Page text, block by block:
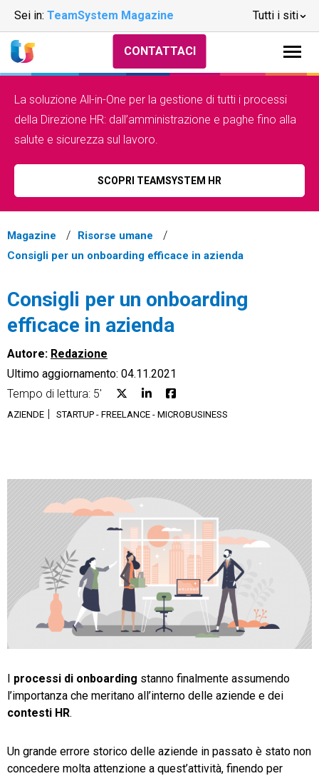
Sei in: TeamSystem Magazine Tutti i siti
CRM
Fatturazione
Financial Solutions
Trust Services
TeamSystem Corporate
CONTATTACI
La soluzione All-in-One per la gestione di tutti i processi
della Direzione HR: dall’amministrazione e paghe fino alla
salute e sicurezza sul lavoro.
SCOPRI TEAMSYSTEM HR
Magazine
Risorse umane
Consigli per un onboarding efficace in azienda
Consigli per un onboarding
efficace in azienda
Autore: Redazione
Ultimo aggiornamento: 04.11.2021
Tempo di lettura: 5'
AZIENDE STARTUP - FREELANCE - MICROBUSINESS
I processi di onboarding stanno finalmente assumendo
l’importanza che meritano all’interno delle aziende e dei
contesti HR.
Un grande errore storico delle aziende in passato è stato non
concedere molta attenzione a quest’attività, finendo per